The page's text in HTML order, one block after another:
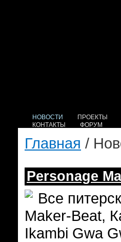
НОВОСТИ ПРОЕКТЫ
КОНТАКТЫ
ФОРУМ
Главная /
Personage
Все
Maker-Beat,
Ikambi Gwa